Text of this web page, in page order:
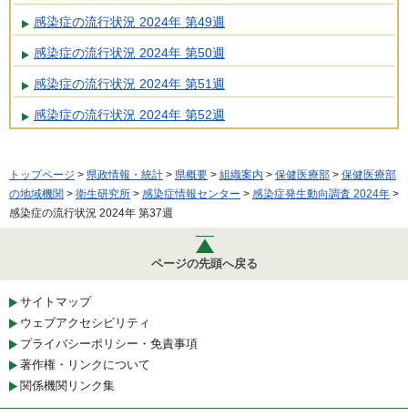
感染症の流行状況 2024年 第49週
感染症の流行状況 2024年 第50週
感染症の流行状況 2024年 第51週
感染症の流行状況 2024年 第52週
トップページ > 県政情報・統計 > 県概要 > 組織案内 > 保健医療部 > 保健医療部
の地域機関 > 衛生研究所 > 感染症情報センター > 感染症発生動向調査 2024年 >
感染症の流行状況 2024年 第37週
ページの先頭へ戻る
サイトマップ
ウェブアクセシビリティ
プライバシーポリシー・免責事項
著作権・リンクについて
関係機関リンク集